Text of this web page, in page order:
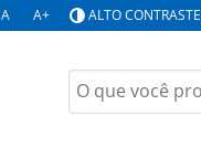
A A+ ALTO CONTRASTE
Buscar
por: